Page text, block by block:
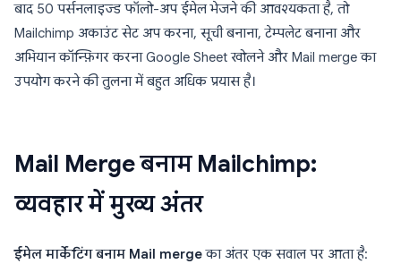
बाद 50 पर्सनलाइज्ड फॉलो-अप ईमेल भेजने की आवश्यकता है, तो
Mailchimp अकाउंट सेट अप करना, सूची बनाना, टेम्पलेट बनाना और
अभियान कॉन्फ़िगर करना Google Sheet खोलने और Mail merge का
उपयोग करने की तुलना में बहुत अधिक प्रयास है।
Mail Merge बनाम Mailchimp:
व्यवहार में मुख्य अंतर
ईमेल मार्केटिंग बनाम Mail mergeका अंतर एक सवाल पर आता है: